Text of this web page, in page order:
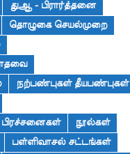
துஆ - பிரார்த்தனை
தொழுகை செயல்முறை
நற்பண்புகள் தீயபண்புகள்
நூல்கள்
பள்ளிவாசல் சட்டங்கள்